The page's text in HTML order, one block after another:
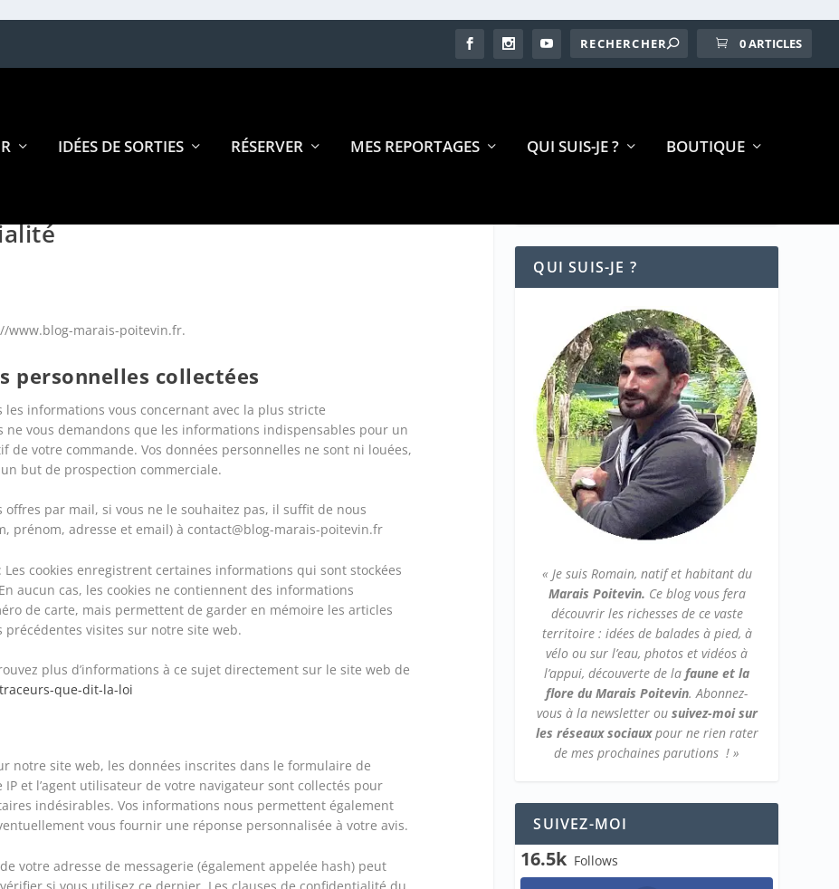
0 ARTICLES
IDÉES DE SORTIES RÉSERVER MES REPORTAGES QUI SUIS-JE ? BOUTIQUE
www.blog-marais-poitevin.fr.
personnelles collectées
informations vous concernant avec la plus stricte
ne vous demandons que les informations indispensables pour un
votre commande. Vos données personnelles ne sont ni louées,
but de prospection commerciale.
offres par mail, si vous ne le souhaitez pas, il suffit de nous
prénom, adresse et email) à contact@blog-marais-poitevin.fr
cookies enregistrent certaines informations qui sont stockées
aucun cas, les cookies ne contiennent des informations
de carte, mais permettent de garder en mémoire les articles
précédentes visites sur notre site web.
plus d’informations à ce sujet directement sur le site web de
que-dit-la-loi
notre site web, les données inscrites dans le formulaire de
et l’agent utilisateur de votre navigateur sont collectés pour
indésirables. Vos informations nous permettent également
vous fournir une réponse personnalisée à votre avis.
votre adresse de messagerie (également appelée hash) peut
QUI SUIS-JE ?
« Je suis Romain, natif et habitant du
Marais Poitevin. Ce blog vous fera
découvrir les richesses de ce vaste
territoire : idées de balades à pied, à
vélo ou sur l’eau, photos et vidéos à
l’appui, découverte de lafaune et la
flore du Marais Poitevin.Abonnez-
vous à la newsletter ou suivez-moi sur
les réseaux sociauxpour ne rien rater
de mes prochaines parutions ! »
SUIVEZ-MOI
16.5k Follows